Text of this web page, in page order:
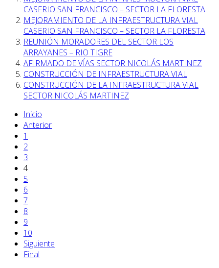
CASERIO SAN FRANCISCO – SECTOR LA FLORESTA
MEJORAMIENTO DE LA INFRAESTRUCTURA VIAL
CASERIO SAN FRANCISCO – SECTOR LA FLORESTA
REUNIÓN MORADORES DEL SECTOR LOS
ARRAYANES – RIO TIGRE
AFIRMADO DE VÍAS SECTOR NICOLÁS MARTINEZ
CONSTRUCCIÓN DE INFRAESTRUCTURA VIAL
CONSTRUCCIÓN DE LA INFRAESTRUCTURA VIAL
SECTOR NICOLÁS MARTINEZ
Inicio
Anterior
1
2
3
4
5
6
7
8
9
10
Siguiente
Final